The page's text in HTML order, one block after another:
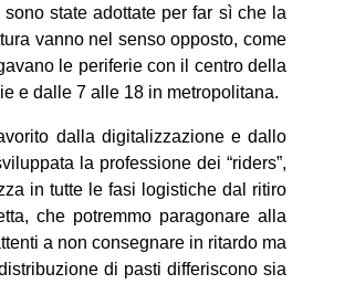
state adottate per far sì che la
vanno nel senso opposto, come
le periferie con il centro della
e dalle 7 alle 18 in metropolitana.
dalla digitalizzazione e dallo
la professione dei “riders”,
in tutte le fasi logistiche dal ritiro
che potremmo paragonare alla
a non consegnare in ritardo ma
di pasti differiscono sia